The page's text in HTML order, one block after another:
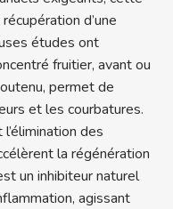
d’une
études ont
fruitier, avant ou
permet de
et les courbatures.
des
la régénération
un inhibiteur naturel
agissant